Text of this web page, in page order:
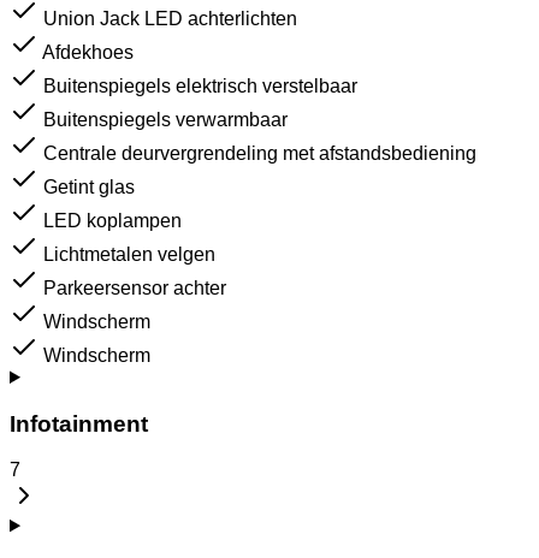
Union Jack LED achterlichten
Afdekhoes
Buitenspiegels elektrisch verstelbaar
Buitenspiegels verwarmbaar
Centrale deurvergrendeling met afstandsbediening
Getint glas
LED koplampen
Lichtmetalen velgen
Parkeersensor achter
Windscherm
Windscherm
Infotainment
7